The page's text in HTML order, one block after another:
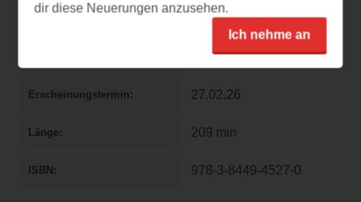
Sabine Bohlmann
Hörbuch Hamburg
Erscheinungstermin 27.02.26
Länge 209 min
ISBN 978-3-8449-4527-0
dir diese Neuerungen anzusehen.
Ich nehme an